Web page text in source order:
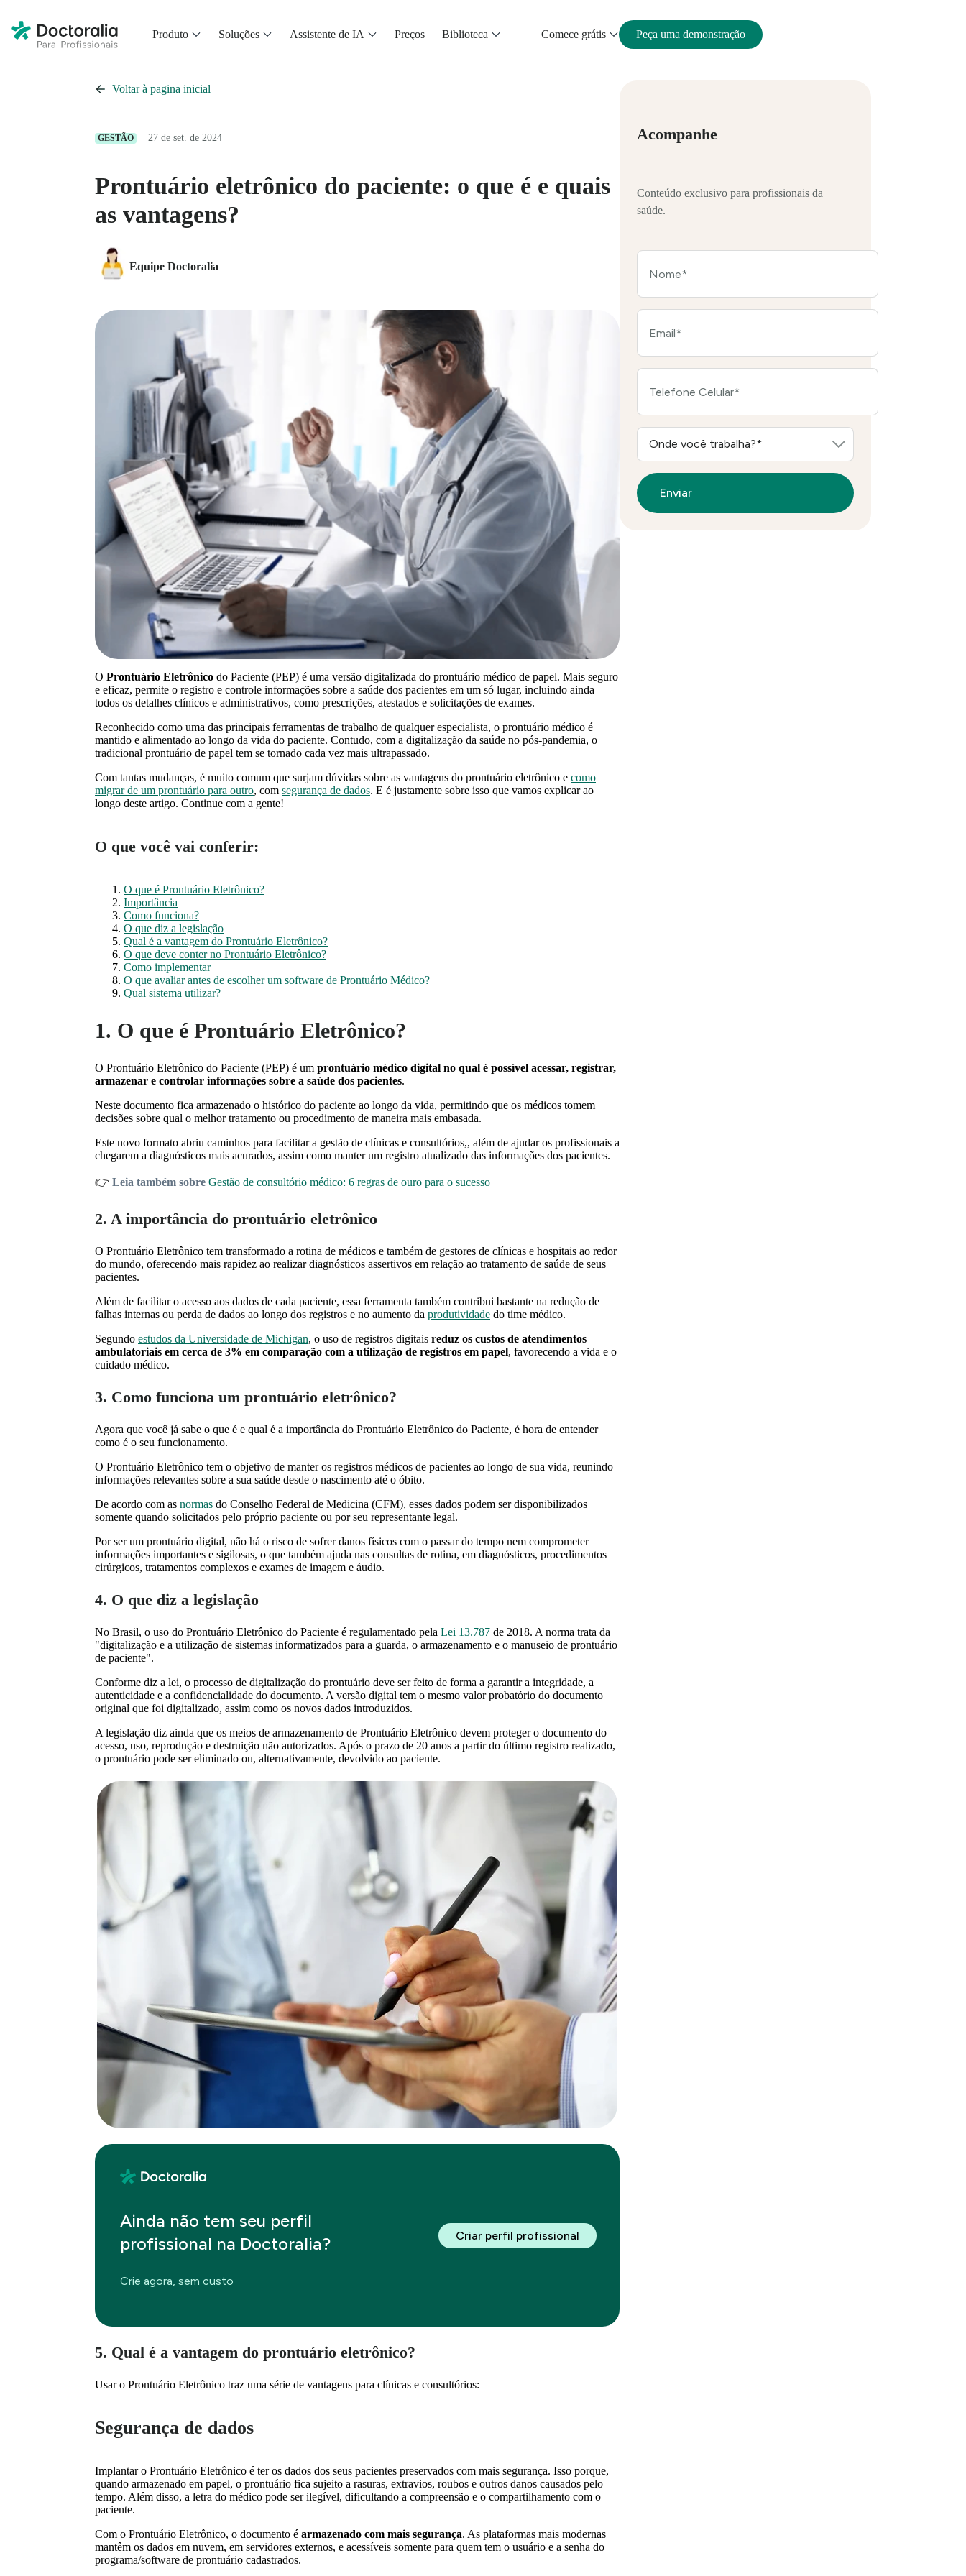
Produto Soluções Assistente de IA Preços Biblioteca Comece grátis Peça uma demonstração
Voltar à pagina inicial
GESTÃO 27 de set. de 2024
Prontuário eletrônico do paciente: o que é e quais
as vantagens?
Equipe Doctoralia
O Prontuário Eletrônico do Paciente (PEP) é uma versão digitalizada do prontuário médico de papel. Mais seguro
e eficaz, permite o registro e controle informações sobre a saúde dos pacientes em um só lugar, incluindo ainda
todos os detalhes clínicos e administrativos, como prescrições, atestados e solicitações de exames.
Reconhecido como uma das principais ferramentas de trabalho de qualquer especialista, o prontuário médico é
mantido e alimentado ao longo da vida do paciente. Contudo, com a digitalização da saúde no pós-pandemia, o
tradicional prontuário de papel tem se tornado cada vez mais ultrapassado.
Com tantas mudanças, é muito comum que surjam dúvidas sobre as vantagens do prontuário eletrônico e como
migrar de um prontuário para outro, com segurança de dados. E é justamente sobre isso que vamos explicar ao
longo deste artigo. Continue com a gente!
O que você vai conferir:
O que é Prontuário Eletrônico?
Importância
Como funciona?
O que diz a legislação
Qual é a vantagem do Prontuário Eletrônico?
O que deve conter no Prontuário Eletrônico?
Como implementar
O que avaliar antes de escolher um software de Prontuário Médico?
Qual sistema utilizar?
1. O que é Prontuário Eletrônico?
O Prontuário Eletrônico do Paciente (PEP) é um prontuário médico digital no qual é possível acessar, registrar,
armazenar e controlar informações sobre a saúde dos pacientes.
Neste documento fica armazenado o histórico do paciente ao longo da vida, permitindo que os médicos tomem
decisões sobre qual o melhor tratamento ou procedimento de maneira mais embasada.
Este novo formato abriu caminhos para facilitar a gestão de clínicas e consultórios,, além de ajudar os profissionais a
chegarem a diagnósticos mais acurados, assim como manter um registro atualizado das informações dos pacientes.
👉 Leia também sobre Gestão de consultório médico: 6 regras de ouro para o sucesso
2. A importância do prontuário eletrônico
O Prontuário Eletrônico tem transformado a rotina de médicos e também de gestores de clínicas e hospitais ao redor
do mundo, oferecendo mais rapidez ao realizar diagnósticos assertivos em relação ao tratamento de saúde de seus
pacientes.
Além de facilitar o acesso aos dados de cada paciente, essa ferramenta também contribui bastante na redução de
falhas internas ou perda de dados ao longo dos registros e no aumento da produtividade do time médico.
Segundo estudos da Universidade de Michigan, o uso de registros digitais reduz os custos de atendimentos
ambulatoriais em cerca de 3% em comparação com a utilização de registros em papel, favorecendo a vida e o
cuidado médico.
3. Como funciona um prontuário eletrônico?
Agora que você já sabe o que é e qual é a importância do Prontuário Eletrônico do Paciente, é hora de entender
como é o seu funcionamento.
O Prontuário Eletrônico tem o objetivo de manter os registros médicos de pacientes ao longo de sua vida, reunindo
informações relevantes sobre a sua saúde desde o nascimento até o óbito.
De acordo com as normas do Conselho Federal de Medicina (CFM), esses dados podem ser disponibilizados
somente quando solicitados pelo próprio paciente ou por seu representante legal.
Por ser um prontuário digital, não há o risco de sofrer danos físicos com o passar do tempo nem comprometer
informações importantes e sigilosas, o que também ajuda nas consultas de rotina, em diagnósticos, procedimentos
cirúrgicos, tratamentos complexos e exames de imagem e áudio.
4. O que diz a legislação
No Brasil, o uso do Prontuário Eletrônico do Paciente é regulamentado pela Lei 13.787 de 2018. A norma trata da
"digitalização e a utilização de sistemas informatizados para a guarda, o armazenamento e o manuseio de prontuário
de paciente".
Conforme diz a lei, o processo de digitalização do prontuário deve ser feito de forma a garantir a integridade, a
autenticidade e a confidencialidade do documento. A versão digital tem o mesmo valor probatório do documento
original que foi digitalizado, assim como os novos dados introduzidos.
A legislação diz ainda que os meios de armazenamento de Prontuário Eletrônico devem proteger o documento do
acesso, uso, reprodução e destruição não autorizados. Após o prazo de 20 anos a partir do último registro realizado,
o prontuário pode ser eliminado ou, alternativamente, devolvido ao paciente.
Ainda não tem seu perfil
profissional na Doctoralia?
Crie agora, sem custo
Criar perfil profissional
5. Qual é a vantagem do prontuário eletrônico?
Usar o Prontuário Eletrônico traz uma série de vantagens para clínicas e consultórios:
Segurança de dados
Implantar o Prontuário Eletrônico é ter os dados dos seus pacientes preservados com mais segurança. Isso porque,
quando armazenado em papel, o prontuário fica sujeito a rasuras, extravios, roubos e outros danos causados pelo
tempo. Além disso, a letra do médico pode ser ilegível, dificultando a compreensão e o compartilhamento com o
paciente.
Com o Prontuário Eletrônico, o documento é armazenado com mais segurança. As plataformas mais modernas
mantêm os dados em nuvem, em servidores externos, e acessíveis somente para quem tem o usuário e a senha do
programa/software de prontuário cadastrados.
Acompanhe
Conteúdo exclusivo para profissionais da
saúde.